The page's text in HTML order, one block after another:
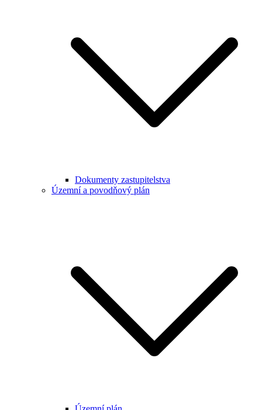
Dokumenty zastupitelstva
Územní a povodňový plán